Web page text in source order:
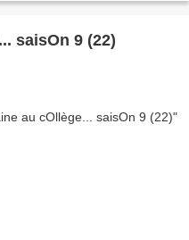
saisOn 9 (22)